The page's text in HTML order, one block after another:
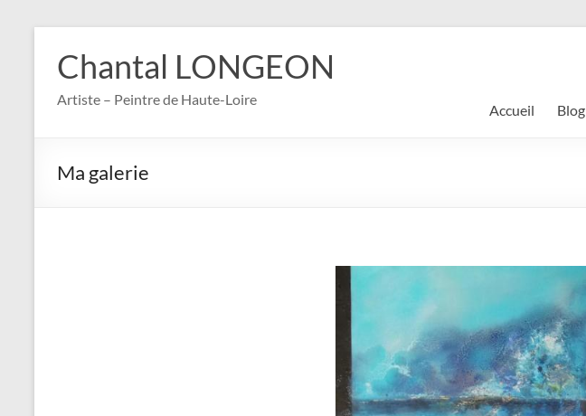
contenu
Chantal LONGEON
Artiste – Peintre de Haute-Loire
Accueil Blog
Ma galerie